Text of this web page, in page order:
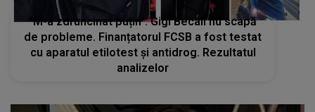
"M-a zdruncinat puțin". Gigi Becali nu scapă
de probleme. Finanțatorul FCSB a fost testat
cu aparatul etilotest și antidrog. Rezultatul
analizelor